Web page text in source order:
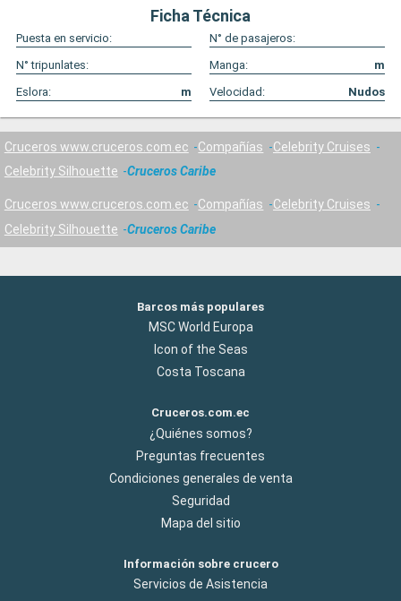
Ficha Técnica
Puesta en servicio:
N° de pasajeros:
N° tripunlates:
Manga:
m
Eslora:
m Velocidad: Nudos
Cruceros www.cruceros.com.ec Compañías
Celebrity Cruises
Celebrity Silhouette
Cruceros Caribe
Cruceros www.cruceros.com.ec Compañías
Celebrity Cruises
Celebrity Silhouette
Cruceros Caribe
Barcos más populares
MSC World Europa
Icon of the Seas
Costa Toscana
Cruceros.com.ec
¿Quiénes somos?
Preguntas frecuentes
Condiciones generales de venta
Seguridad
Mapa del sitio
Información sobre crucero
Servicios de Asistencia